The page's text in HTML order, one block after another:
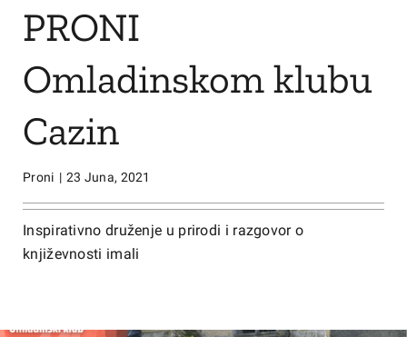
PRONI
Omladinskom klubu
Cazin
Proni | 23 Juna, 2021
Inspirativno druženje u prirodi i razgovor o
književnosti imali